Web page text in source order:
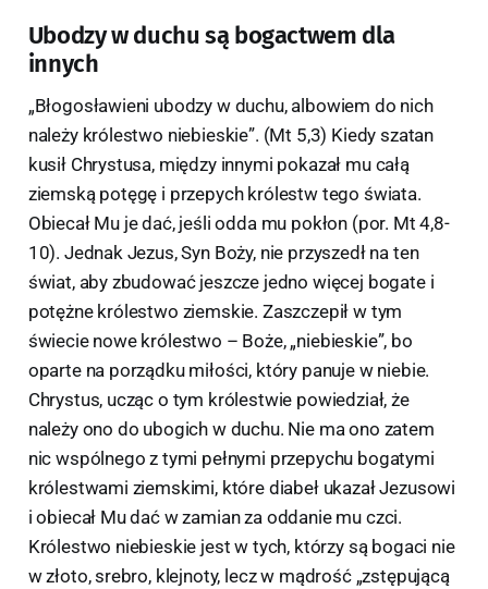
Ubodzy w duchu są bogactwem dla
innych
„Błogosławieni ubodzy w duchu, albowiem do nich
należy królestwo niebieskie”. (Mt 5,3) Kiedy szatan
kusił Chrystusa, między innymi pokazał mu całą
ziemską potęgę i przepych królestw tego świata.
Obiecał Mu je dać, jeśli odda mu pokłon (por. Mt 4,8-
10). Jednak Jezus, Syn Boży, nie przyszedł na ten
świat, aby zbudować jeszcze jedno więcej bogate i
potężne królestwo ziemskie. Zaszczepił w tym
świecie nowe królestwo – Boże, „niebieskie”, bo
oparte na porządku miłości, który panuje w niebie.
Chrystus, ucząc o tym królestwie powiedział, że
należy ono do ubogich w duchu. Nie ma ono zatem
nic wspólnego z tymi pełnymi przepychu bogatymi
królestwami ziemskimi, które diabeł ukazał Jezusowi
i obiecał Mu dać w zamian za oddanie mu czci.
Królestwo niebieskie jest w tych, którzy są bogaci nie
w złoto, srebro, klejnoty, lecz w mądrość „zstępującą